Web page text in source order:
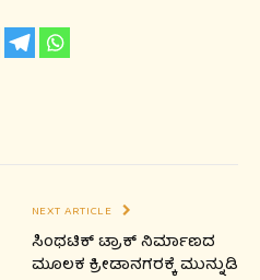
NEXT ARTICLE
ಸಿಂಥಟಿಕ್ ಟ್ರಾಕ್ ನಿರ್ಮಾಣದ
ಮೂಲಕ ಕ್ರೀಡಾನಗರಕ್ಕೆ ಮುನ್ನುಡಿ